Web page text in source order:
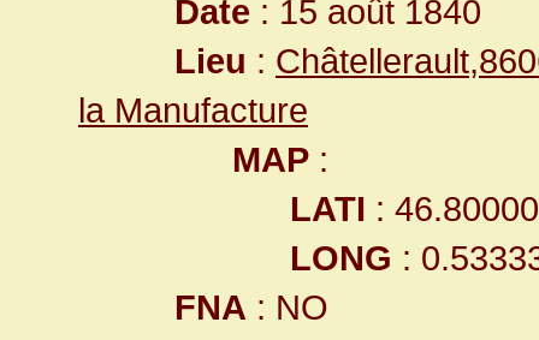
Date : 15 août 1840
Lieu :
la Manufacture
MAP :
LATI :
LONG :
FNA : NO